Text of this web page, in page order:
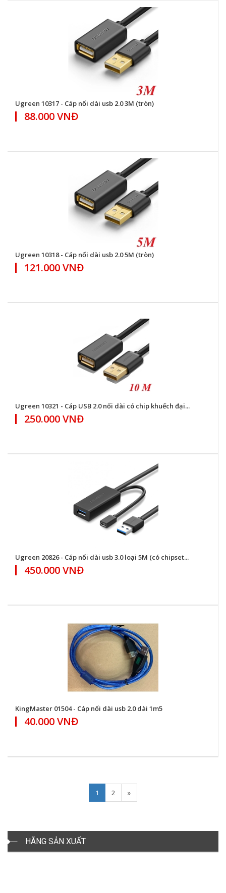
Ugreen 10317 - Cáp nối dài usb 2.0 3M (tròn)
88.000 VNĐ
Ugreen 10318 - Cáp nối dài usb 2.0 5M (tròn)
121.000 VNĐ
Ugreen 10321 - Cáp USB 2.0 nối dài có chip khuếch đại...
250.000 VNĐ
Ugreen 20826 - Cáp nối dài usb 3.0 loại 5M (có chipset...
450.000 VNĐ
KingMaster 01504 - Cáp nối dài usb 2.0 dài 1m5
40.000 VNĐ
1 2 »Next
HÃNG SẢN XUẤT